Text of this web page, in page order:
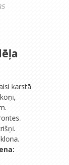
karstā